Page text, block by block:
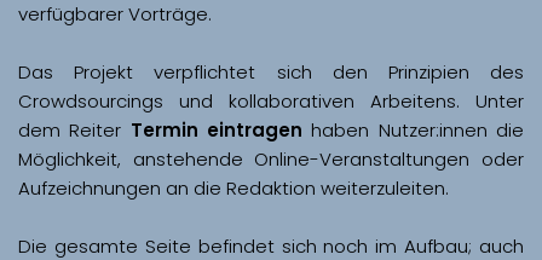
Das Projekt verpflichtet sich den Prinzipien des
Crowdsourcings und kollaborativen Arbeitens. Unter
dem Reiter Termin eintragen haben Nutzer:innen die
Möglichkeit, anstehende Online-Veranstaltungen oder
Aufzeichnungen an die Redaktion weiterzuleiten.
Die gesamte Seite befindet sich noch im Aufbau; auch